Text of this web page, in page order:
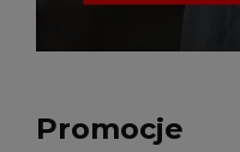
Promocje